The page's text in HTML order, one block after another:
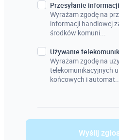
Przesyłanie
Wyrażam zgodę na
informacji handlowej
środków komuni...
Używanie
Wyrażam zgodę na
telekomunikacyjnych
końcowych i
Wyślij